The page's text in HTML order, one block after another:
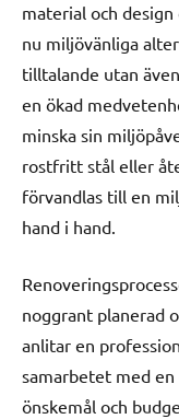
material och
nu miljövänliga
tilltalande utan
en ökad
minska sin
rostfritt stål eller
förvandlas till en
hand i hand.
noggrant planerad
anlitar en
samarbetet med
önskemål och